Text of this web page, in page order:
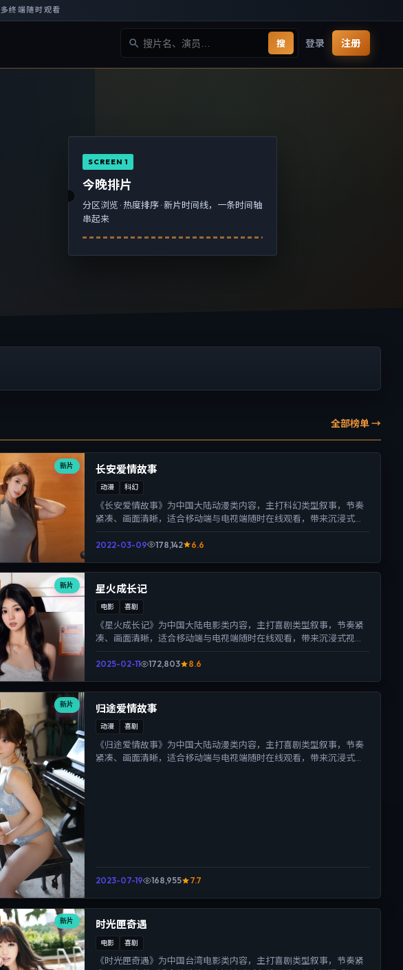
多终端随时观看
搜 登录 注册
SCREEN 1
今晚排片
分区浏览 · 热度排序 · 新片时间线，一条时间轴
串起来
全部榜单 →
新片 长安爱情故事
动漫 科幻
《长安爱情故事》为中国大陆动漫类内容，主打科幻类型叙事，节奏
紧凑、画面清晰，适合移动端与电视端随时在线观看，带来沉浸式视
2022-03-09 178,142 6.6
新片 星火成长记
电影 喜剧
《星火成长记》为中国大陆电影类内容，主打喜剧类型叙事，节奏紧
凑、画面清晰，适合移动端与电视端随时在线观看，带来沉浸式视听
2025-02-11 172,803 8.6
新片 归途爱情故事
动漫 喜剧
《归途爱情故事》为中国大陆动漫类内容，主打喜剧类型叙事，节奏
紧凑、画面清晰，适合移动端与电视端随时在线观看，带来沉浸式视
2023-07-19 168,955 7.7
新片 时光匣奇遇
电影 喜剧
《时光匣奇遇》为中国台湾电影类内容，主打喜剧类型叙事，节奏紧